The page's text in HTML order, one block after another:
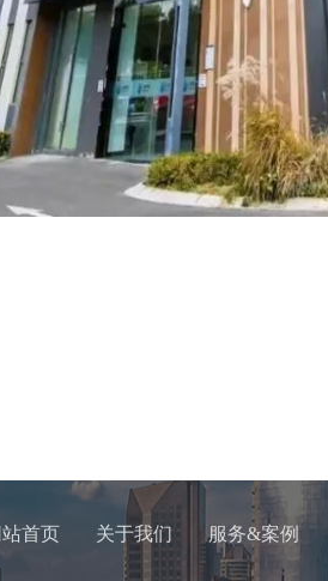
站首页 关于我们 服务&案例